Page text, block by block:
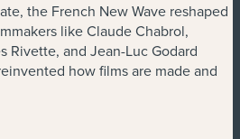
the French New Wave reshaped
like Claude Chabrol,
Rivette, and Jean-Luc Godard
how films are made and